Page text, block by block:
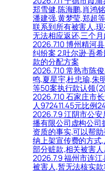
郑雪健,陈海鹏,肖鸿
潘建强,黄梦莹,郑超
联系到所有被害人,
无法相应返还,三个
2026.7.10 博州精河
纠纷案 2.吐尔逊·吾
款的分配方案
2026.7.10 常熟市陈
鸣,夏星宇,杜忠瑜,朱
等50案执行款认领
2026.7.10 石家庄市
人972411.45元比例
2026.7.9 江阴市公
播有限公司虚构公司
资质的事实,可以帮
纳上架宣传费的方式
部分赃款,相关被害
2026.7.9 福州市连
被害人,暂无法核实